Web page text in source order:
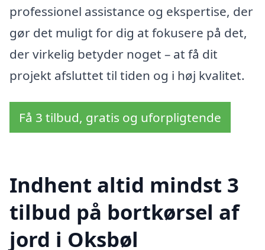
professionel assistance og ekspertise, der
gør det muligt for dig at fokusere på det,
der virkelig betyder noget – at få dit
projekt afsluttet til tiden og i høj kvalitet.
Få 3 tilbud, gratis og uforpligtende
Indhent altid mindst 3
tilbud på bortkørsel af
jord i Oksbøl